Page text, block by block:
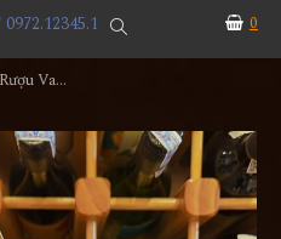
0
Rượu Vang Chateau Meillier Bordeaux